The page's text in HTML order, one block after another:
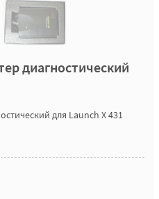
диагностический
для Launch X 431